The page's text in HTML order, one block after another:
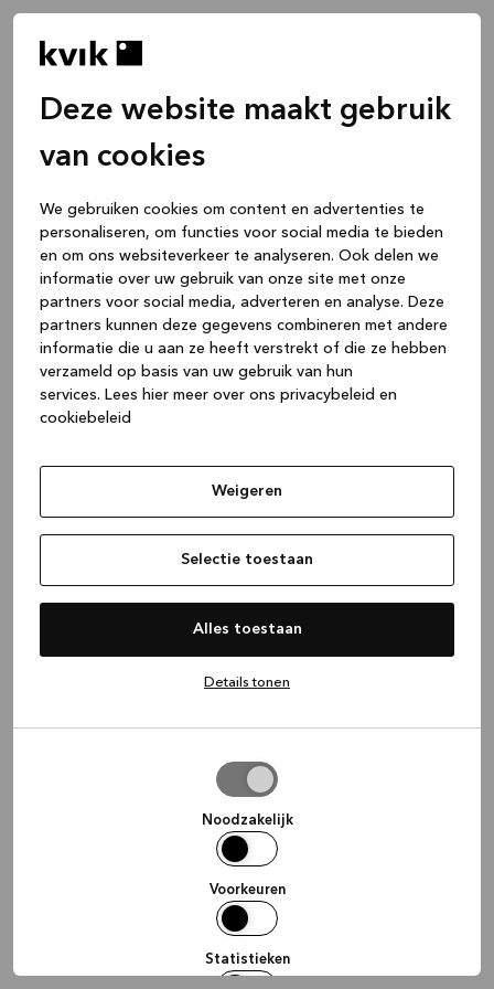
Deze website maakt gebruik
van cookies
We gebruiken cookies om content en advertenties te
personaliseren, om functies voor social media te bieden
en om ons websiteverkeer te analyseren. Ook delen we
informatie over uw gebruik van onze site met onze
partners voor social media, adverteren en analyse. Deze
partners kunnen deze gegevens combineren met andere
informatie die u aan ze heeft verstrekt of die ze hebben
verzameld op basis van uw gebruik van hun
services. Lees hier meer over ons privacybeleid en
cookiebeleid
Weigeren
Selectie toestaan
Alles toestaan
Details tonen
Noodzakelijk
Voorkeuren
Statistieken
(see the browser console for more
information).